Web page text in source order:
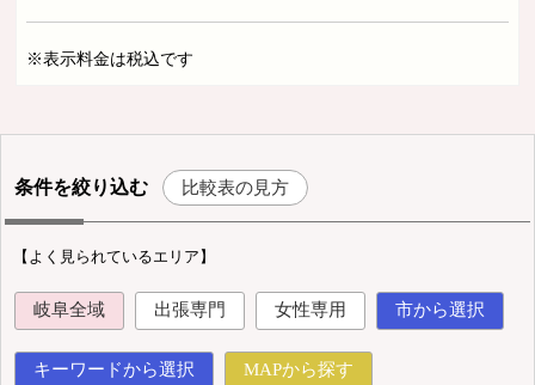
※表示料金は税込です
条件を絞り込む 比較表の見方
【よく見られているエリア】
岐阜全域 出張専門 女性専用 市から選択
キーワードから選択 MAPから探す